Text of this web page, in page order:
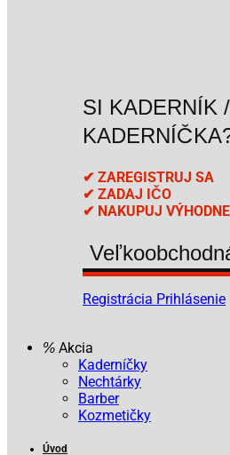
SI KADERNÍK /
✔ ZAREGISTRUJ SA
✔ ZADAJ IČO
✔ NAKUPUJ
Registrácia Prihlásenie
Akcia
Kaderníčky
Nechtárky
Barber
Kozmetičky
Úvod